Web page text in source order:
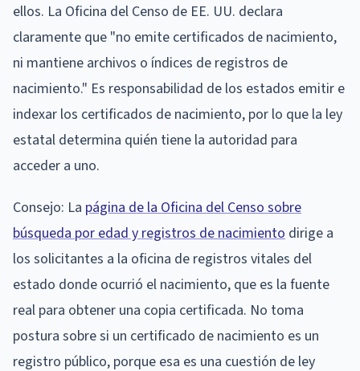
ellos. La Oficina del Censo de EE. UU. declara
claramente que "no emite certificados de nacimiento,
ni mantiene archivos o índices de registros de
nacimiento." Es responsabilidad de los estados emitir e
indexar los certificados de nacimiento, por lo que la ley
estatal determina quién tiene la autoridad para
acceder a uno.
Consejo: La página de la Oficina del Censo sobre
búsqueda por edad y registros de nacimiento dirige a
los solicitantes a la oficina de registros vitales del
estado donde ocurrió el nacimiento, que es la fuente
real para obtener una copia certificada. No toma
postura sobre si un certificado de nacimiento es un
registro público, porque esa es una cuestión de ley